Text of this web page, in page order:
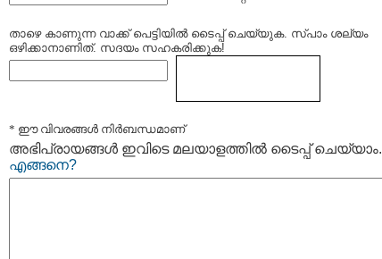
താഴെ കാണുന്ന വാക്ക് പെട്ടിയില്‍ ടൈപ്പ്‌ ചെയ്യുക. സ്പാം ശല്യം
ഒഴിക്കാനാണിത്. സദയം സഹകരിക്കുക!
* ഈ വിവരങ്ങള്‍ നിര്‍ബന്ധമാണ്
അഭിപ്രായങ്ങള്‍ ഇവിടെ മലയാളത്തില്‍ ടൈപ്പ് ചെയ്യാം.
എങ്ങനെ?